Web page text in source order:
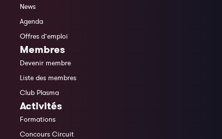
News
Agenda
Offres d’emploi
Membres
Devenir membre
Liste des membres
Club Plasma
Activités
Formations
Concours Circuit